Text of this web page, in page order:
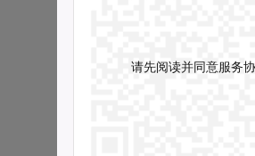
请先阅读并同意服务